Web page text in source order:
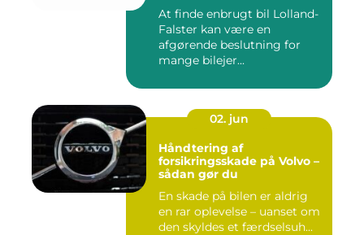
At finde enbrugt bil Lolland-
Falster kan være en
afgørende beslutning for
mange bilejer...
02. jun
Håndtering af
forsikringsskade på Volvo –
sådan gør du
En skade på bilen er aldrig
en rar oplevelse – uanset om
den skyldes et færdselsuh...